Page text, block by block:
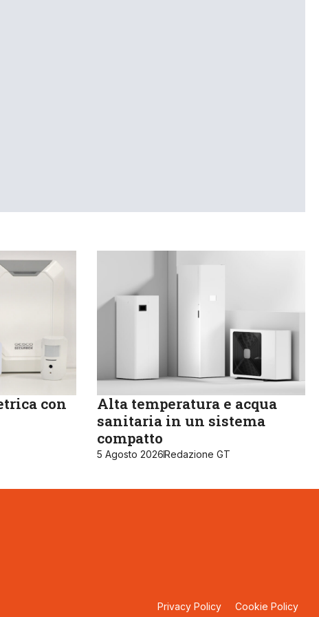
con
Alta temperatura e acqua
sanitaria in un sistema
compatto
5 Agosto 2026Redazione GT
Privacy Policy Cookie Policy